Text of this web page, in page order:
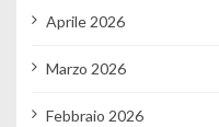
Aprile 2026
Marzo 2026
Febbraio 2026